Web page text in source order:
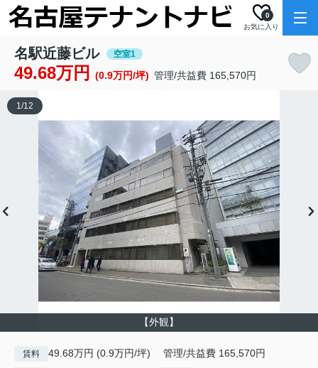
お気に入り
0
名駅近藤ビル 空室1
49.68万円 (0.9万円/坪) 管理/共益費 165,570円
【外観】
1/12
賃料 49.68万円 (0.9万円/坪) 管理/共益費 165,570円